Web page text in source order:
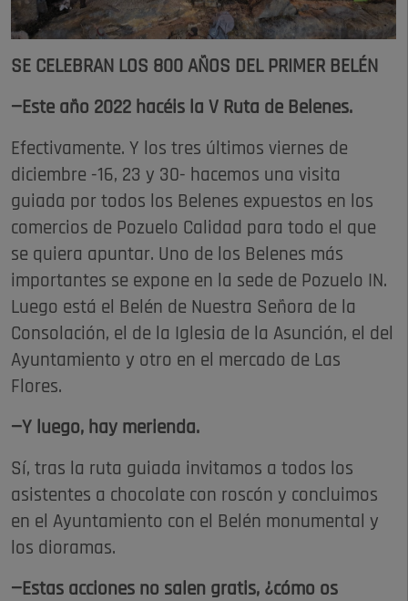
SE CELEBRAN LOS 800 AÑOS DEL PRIMER BELÉN
—Este año 2022 hacéis la V Ruta de Belenes.
Efectivamente. Y los tres últimos viernes de
diciembre -16, 23 y 30- hacemos una visita
guiada por todos los Belenes expuestos en los
comercios de Pozuelo Calidad para todo el que
se quiera apuntar. Uno de los Belenes más
importantes se expone en la sede de Pozuelo IN.
Luego está el Belén de Nuestra Señora de la
Consolación, el de la Iglesia de la Asunción, el del
Ayuntamiento y otro en el mercado de Las
Flores.
—Y luego, hay merienda.
Sí, tras la ruta guiada invitamos a todos los
asistentes a chocolate con roscón y concluimos
en el Ayuntamiento con el Belén monumental y
los dioramas.
—Estas acciones no salen gratis, ¿cómo os